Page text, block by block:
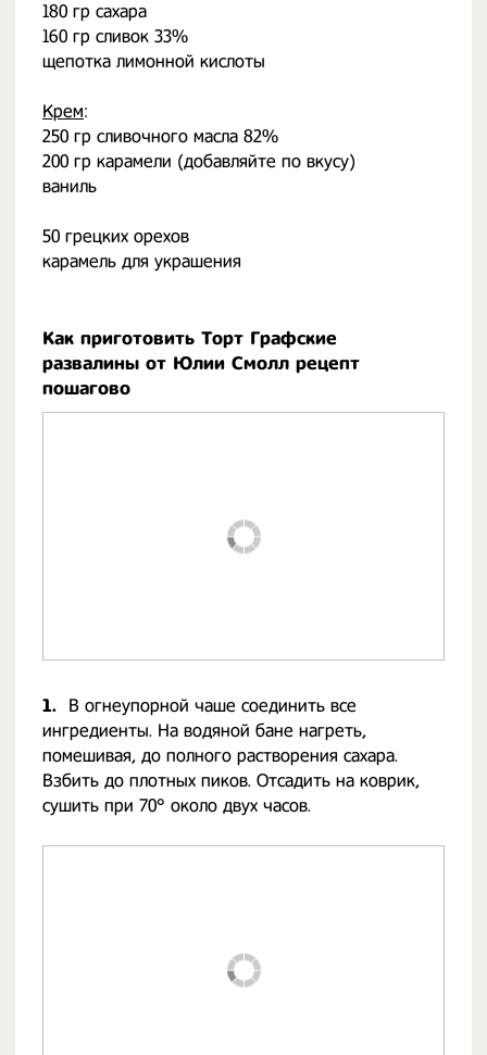
180 гр сахара
160 гр сливок 33%
щепотка лимонной кислоты
Крем:
250 гр сливочного масла 82%
200 гр карамели (добавляйте по вкусу)
ваниль
50 грецких орехов
карамель для украшения
Как приготовить Торт Графские
развалины от Юлии Смолл рецепт
пошагово
1.
В огнеупорной чаше соединить все
ингредиенты. На водяной бане нагреть,
помешивая, до полного растворения сахара.
Взбить до плотных пиков. Отсадить на коврик,
сушить при 70° около двух часов.